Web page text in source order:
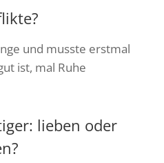
und musste erstmal
ist, mal Ruhe
lieben oder